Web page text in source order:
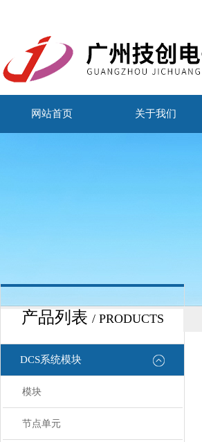
网站首页 关于我们
产品列表 / PRODUCTS
DCS系统模块
模块
节点单元